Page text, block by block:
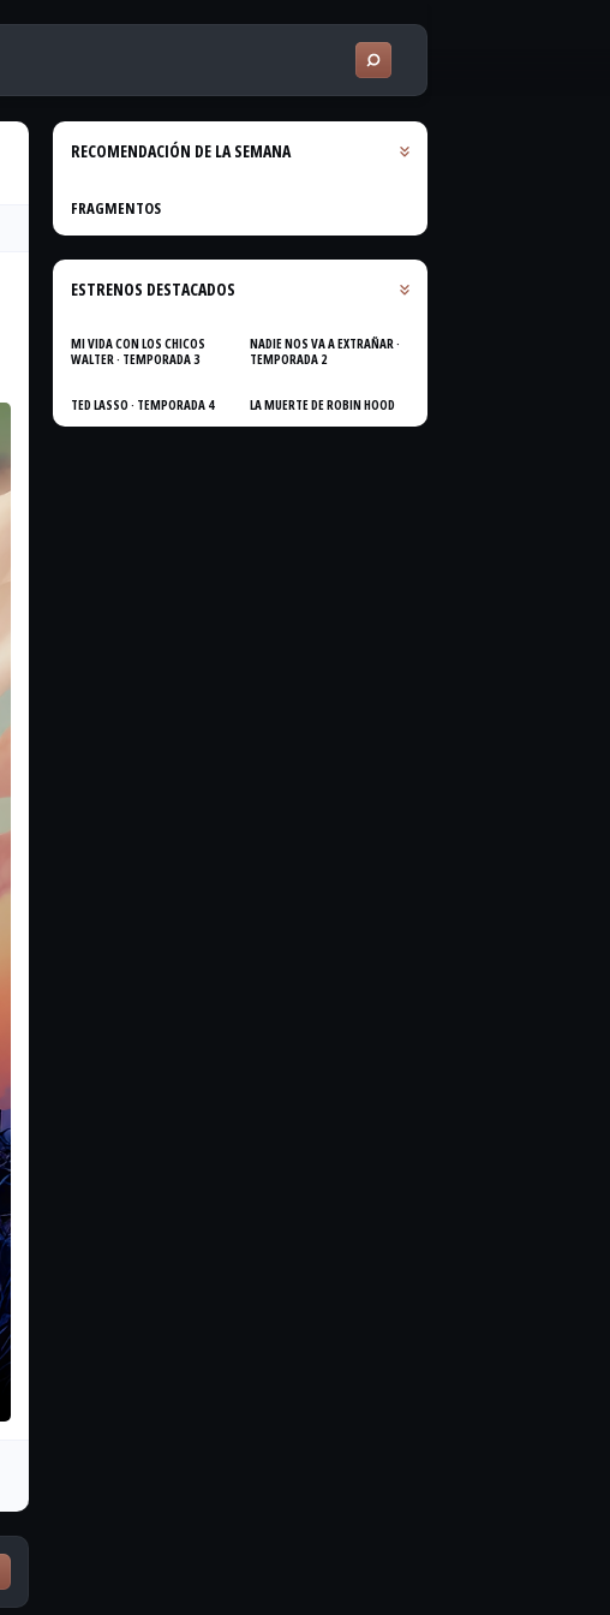
RECOMENDACIÓN DE LA SEMANA
FRAGMENTOS
ESTRENOS DESTACADOS
MI VIDA CON LOS CHICOS
WALTER · TEMPORADA 3
NADIE NOS VA A EXTRAÑAR ·
TEMPORADA 2
TED LASSO · TEMPORADA 4 LA MUERTE DE ROBIN HOOD